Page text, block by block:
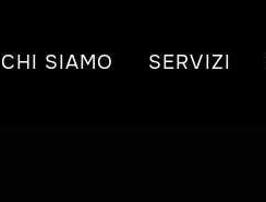
CHI SIAMO SERVIZI